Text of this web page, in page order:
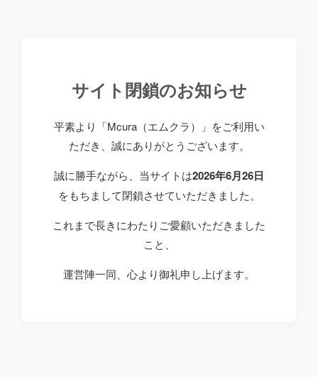
サイト閉鎖のお知らせ
平素より「Mcura（エムクラ）」をご利用い
ただき、誠にありがとうございます。
誠に勝手ながら、当サイトは2026年6月26日
をもちまして閉鎖させていただきました。
これまで長きにわたりご愛顧いただきました
こと、
運営陣一同、心より御礼申し上げます。